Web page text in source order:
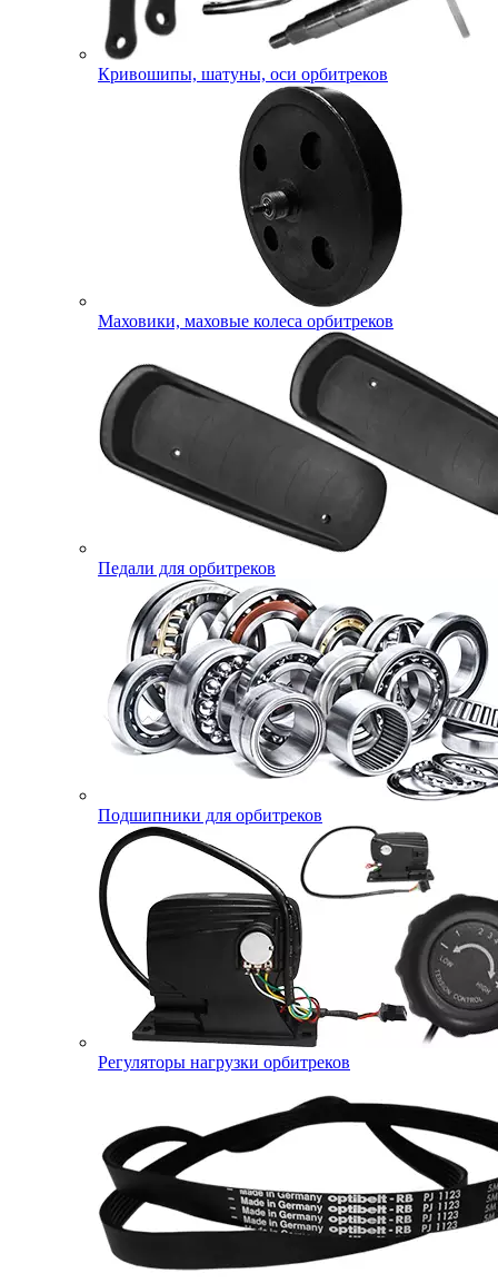
Кривошипы, шатуны, оси орбитреков
Маховики, маховые колеса орбитреков
Педали для орбитреков
Подшипники для орбитреков
Регуляторы нагрузки орбитреков